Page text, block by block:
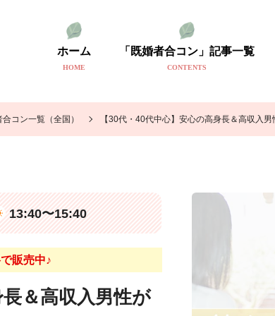
ホーム
HOME
「既婚者合コン」記事一覧
CONTENTS
合コン一覧（全国） 【30代・40代中心】安心の高身長＆高収入男
13:40〜15:40
販売中♪
長＆高収入男性が